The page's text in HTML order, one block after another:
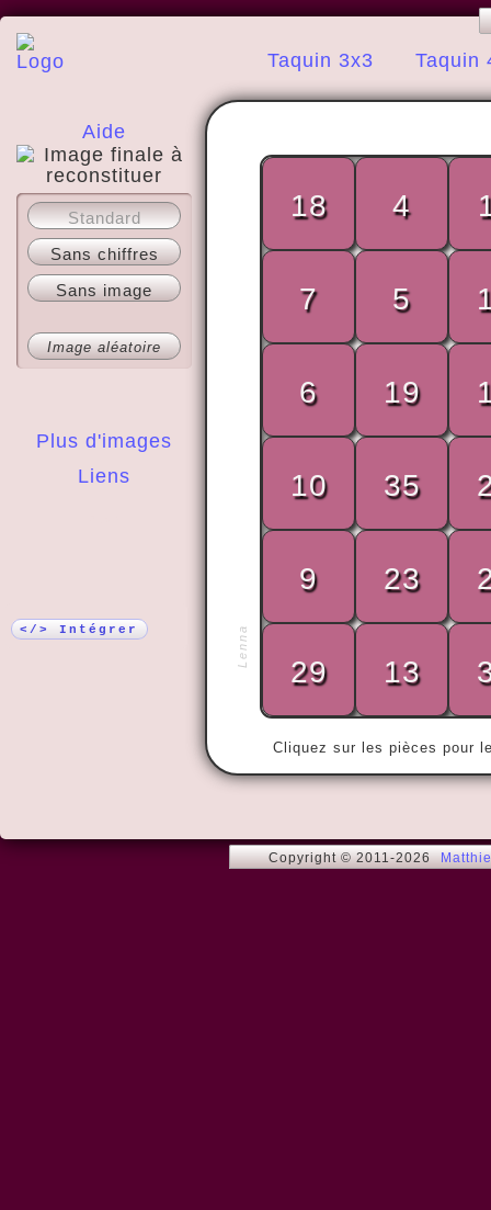
Taquin 3x3 Taquin
Aide
A propos
Plus d'images
Liens
Standard
Sans chiffres
Sans image
Image aléatoire
</> Intégrer Lenna
Cliquez sur les pièces pour
« Avec du
18 4
7 5
6 19
10 35
9 23
29 13
Copyright © 2011-2026